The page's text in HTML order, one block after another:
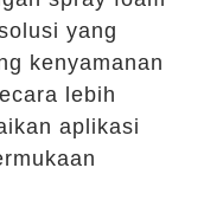
yang
kenyamanan
lebih
aplikasi